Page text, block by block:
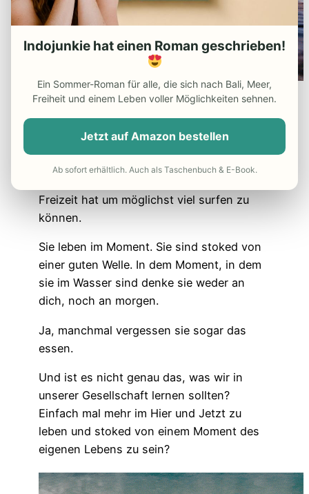
7. Im Moment leben
Karriere. Ihr Ziel ist es einen Job zu
Freizeit hat um möglichst viel surfen zu
können.
Sie leben im Moment. Sie sind stoked von
einer guten Welle. In dem Moment, in dem
sie im Wasser sind denke sie weder an
dich, noch an morgen.
Ja, manchmal vergessen sie sogar das
essen.
Und ist es nicht genau das, was wir in
unserer Gesellschaft lernen sollten?
Einfach mal mehr im Hier und Jetzt zu
leben und stoked von einem Moment des
eigenen Lebens zu sein?
Indojunkie hat einen Roman geschrieben!
Ein Sommer-Roman für alle, die sich nach Bali, Meer,
Freiheit und einem Leben voller Möglichkeiten sehnen.
Jetzt auf Amazon bestellen
Ab sofort erhältlich. Auch als Taschenbuch & E-Book.